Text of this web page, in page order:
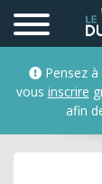
Profil
Pensez à
vous inscrire
afin